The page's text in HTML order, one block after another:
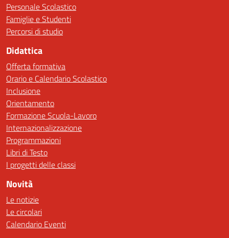
Personale Scolastico
Famiglie e Studenti
Percorsi di studio
Didattica
Offerta formativa
Orario e Calendario Scolastico
Inclusione
Orientamento
Formazione Scuola-Lavoro
Internazionalizzazione
Programmazioni
Libri di Testo
I progetti delle classi
Novità
Le notizie
Le circolari
Calendario Eventi